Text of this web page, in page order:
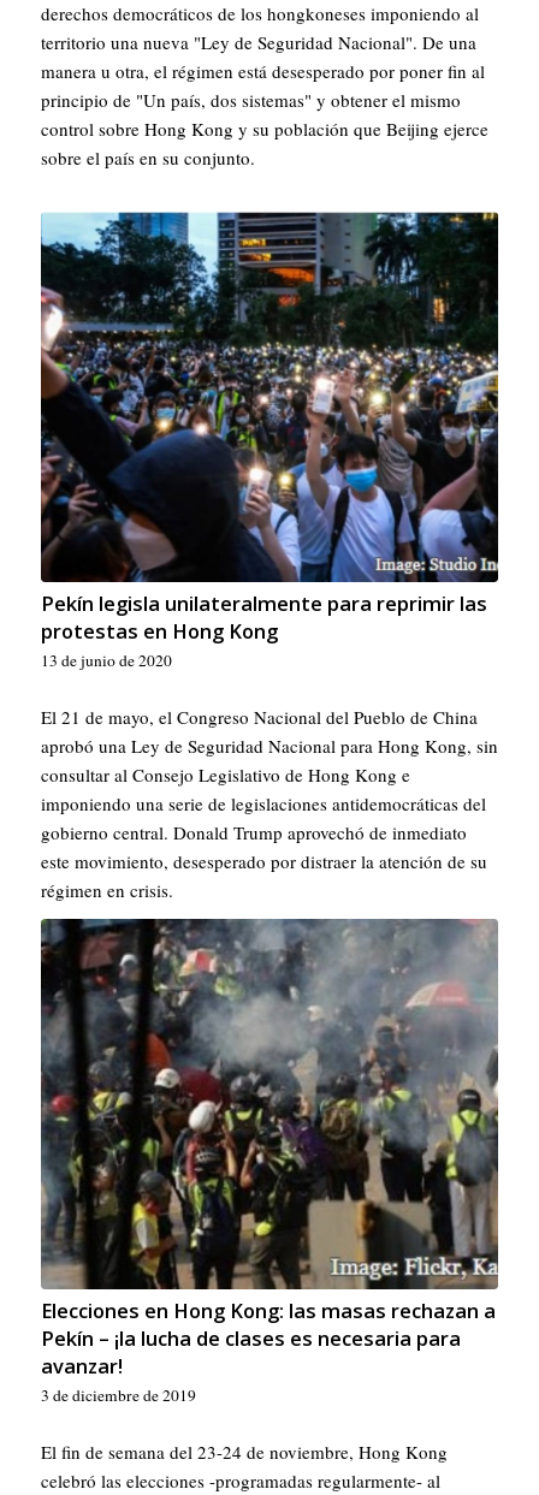
derechos democráticos de los hongkoneses imponiendo al
territorio una nueva "Ley de Seguridad Nacional". De una
manera u otra, el régimen está desesperado por poner fin al
principio de "Un país, dos sistemas" y obtener el mismo
control sobre Hong Kong y su población que Beijing ejerce
sobre el país en su conjunto.
Pekín legisla unilateralmente para reprimir las
protestas en Hong Kong
13 de junio de 2020
El 21 de mayo, el Congreso Nacional del Pueblo de China
aprobó una Ley de Seguridad Nacional para Hong Kong, sin
consultar al Consejo Legislativo de Hong Kong e
imponiendo una serie de legislaciones antidemocráticas del
gobierno central. Donald Trump aprovechó de inmediato
este movimiento, desesperado por distraer la atención de su
régimen en crisis.
Elecciones en Hong Kong: las masas rechazan a
Pekín – ¡la lucha de clases es necesaria para
avanzar!
3 de diciembre de 2019
El fin de semana del 23-24 de noviembre, Hong Kong
celebró las elecciones -programadas regularmente- al